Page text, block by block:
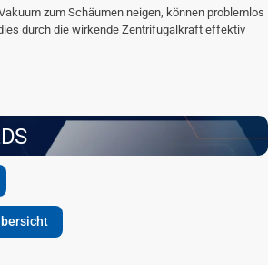
zum Schäumen neigen, können problemlos
durch die wirkende Zentrifugalkraft effektiv